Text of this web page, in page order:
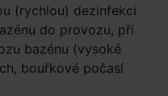
(rychlou) dezinfekci
do provozu, při
bazénu (vysoké
bouřkové počasí